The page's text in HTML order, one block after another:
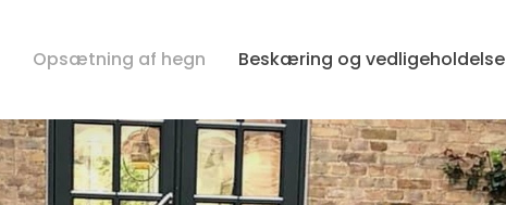
Opsætning af hegn Beskæring og vedligeholdelse